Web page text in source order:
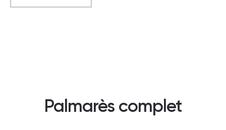
Palmarès complet